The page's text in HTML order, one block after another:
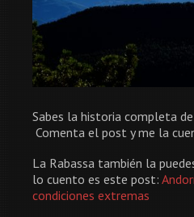
Sabes la historia completa
Comenta el post y me la
La Rabassa también la
lo cuento es este post:
condiciones extremas